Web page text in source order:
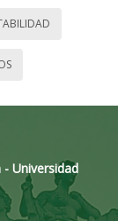
- Universidad